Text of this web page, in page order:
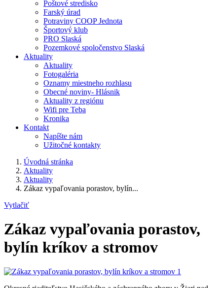
Poštové stredisko
Farský úrad
Potraviny COOP Jednota
Športový klub
PRO Slaská
Pozemkové spoločenstvo Slaská
Aktuality
Aktuality
Fotogaléria
Oznamy miestneho rozhlasu
Obecné noviny- Hlásnik
Aktuality z regiónu
Wifi pre Teba
Kronika
Kontakt
Napíšte nám
Užitočné kontakty
Úvodná stránka
Aktuality
Aktuality
Zákaz vypaľovania porastov, bylín...
Vytlačiť
Zákaz vypaľovania porastov,
bylín kríkov a stromov